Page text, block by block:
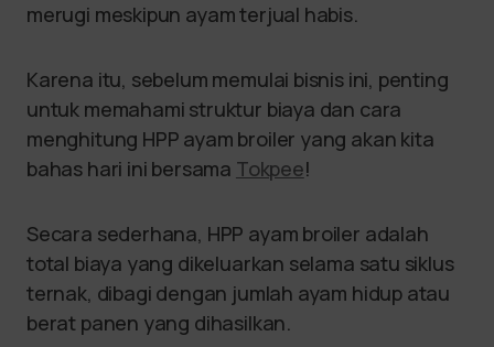
merugi meskipun ayam terjual habis.
Karena itu, sebelum memulai bisnis ini, penting
untuk memahami struktur biaya dan cara
menghitung HPP ayam broiler yang akan kita
bahas hari ini bersama Tokpee!
Secara sederhana, HPP ayam broiler adalah
total biaya yang dikeluarkan selama satu siklus
ternak, dibagi dengan jumlah ayam hidup atau
berat panen yang dihasilkan.